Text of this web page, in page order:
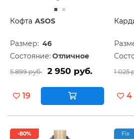
Кофта ASOS
Размер: 46
Состояние: Отличное
5 899 руб. 2 950 руб.
19
1 025
4
-80% Fix